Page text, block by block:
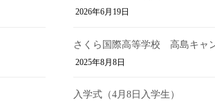
2026年6月19日
さくら国際高等学校 高島キャ
2025年8月8日
入学式（4月8日入学生）